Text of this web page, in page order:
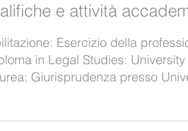
e attività
Esercizio della
in Legal Studies:
Giurisprudenza presso